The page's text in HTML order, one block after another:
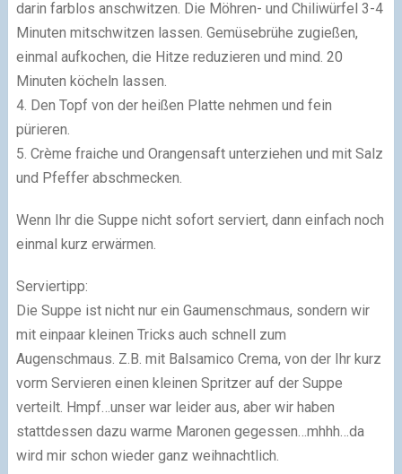
darin farblos anschwitzen. Die Möhren- und Chiliwürfel 3-4
Minuten mitschwitzen lassen. Gemüsebrühe zugießen,
einmal aufkochen, die Hitze reduzieren und mind. 20
Minuten köcheln lassen.
4. Den Topf von der heißen Platte nehmen und fein
pürieren.
5. Crème fraiche und Orangensaft unterziehen und mit Salz
und Pfeffer abschmecken.
Wenn Ihr die Suppe nicht sofort serviert, dann einfach noch
einmal kurz erwärmen.
Serviertipp:
Die Suppe ist nicht nur ein Gaumenschmaus, sondern wir
mit einpaar kleinen Tricks auch schnell zum
Augenschmaus. Z.B. mit Balsamico Crema, von der Ihr kurz
vorm Servieren einen kleinen Spritzer auf der Suppe
verteilt. Hmpf…unser war leider aus, aber wir haben
stattdessen dazu warme Maronen gegessen…mhhh…da
wird mir schon wieder ganz weihnachtlich.